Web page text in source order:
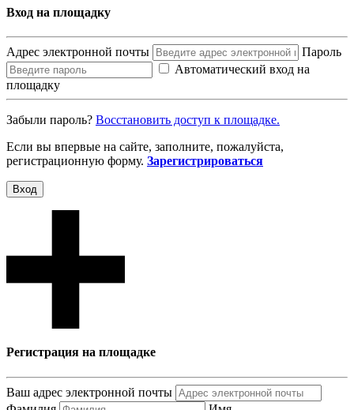
Вход на площадку
Адрес электронной почты
Пароль
Автоматический вход на
площадку
Забыли пароль? Восcтановить доступ к площадке.
Если вы впервые на сайте, заполните, пожалуйста,
регистрационную форму. Зарегистрироваться
Вход
Регистрация на площадке
Ваш адрес электронной почты